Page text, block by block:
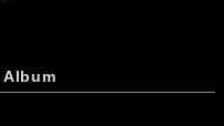
Album